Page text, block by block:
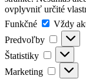
ovplyvniť určité
Funkčné
Funkčné
Vždy
Predvoľby
Štatistiky Štatistiky
Marketing